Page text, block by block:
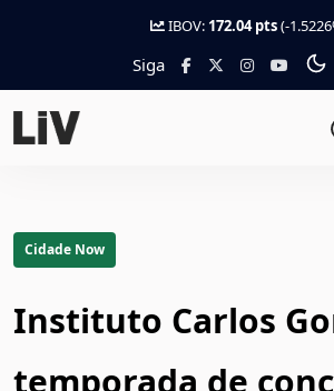
IBOV: 172.04 pts(-
Siga
Cidade Now
Instituto Carlos
temporada de